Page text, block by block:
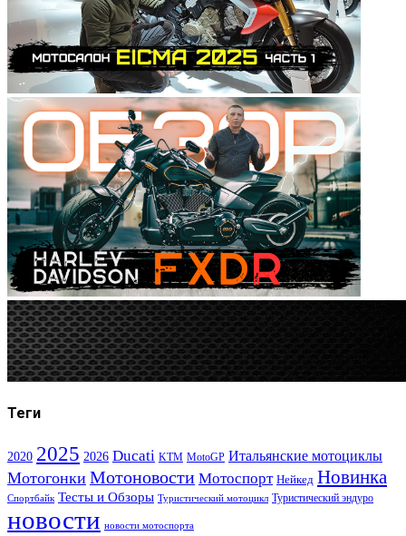
Теги
2020 2025 2026 Ducati KTM MotoGP Итальянские мотоциклы
Мотогонки Мотоновости Мотоспорт Нейкед Новинка
Спортбайк Тесты и Обзоры Туристический мотоцикл Туристический эндуро
новости новости мотоспорта